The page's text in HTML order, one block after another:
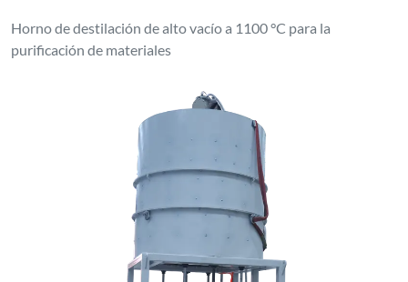
Horno de destilación de alto vacío a 1100 °C para la
purificación de materiales